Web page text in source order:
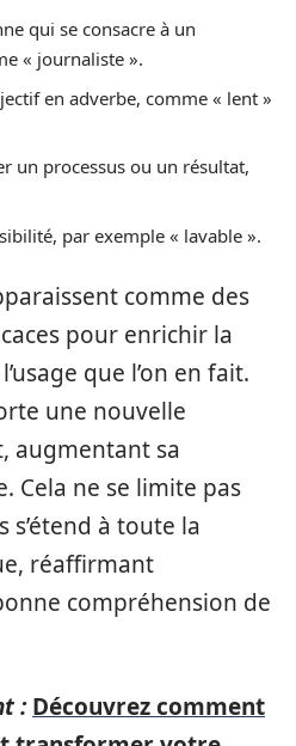
qui se consacre à un
« journaliste ».
en adverbe, comme « lent »
un processus ou un résultat,
par exemple « lavable ».
comme des
pour enrichir la
que l’on en fait.
une nouvelle
augmentant sa
Cela ne se limite pas
s’étend à toute la
réaffirmant
compréhension de
: Découvrez comment